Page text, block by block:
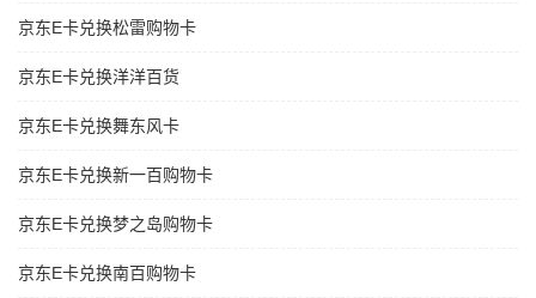
京东E卡兑换松雷购物卡
京东E卡兑换洋洋百货
京东E卡兑换舞东风卡
京东E卡兑换新一百购物卡
京东E卡兑换梦之岛购物卡
京东E卡兑换南百购物卡